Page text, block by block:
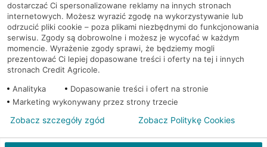
Regulamin serwisu
Mapa serwisu
PolitykaCookies
© 2026 Credit Agricole Bank Polska S.A. Wszelkie prawa zastrzeżone
dostarczać Ci spersonalizowane reklamy na innych stronach
internetowych. Możesz wyrazić zgodę na wykorzystywanie lub
odrzucić pliki cookie – poza plikami niezbędnymi do funkcjonowania
serwisu. Zgody są dobrowolne i możesz je wycofać w każdym
momencie. Wyrażenie zgody sprawi, że będziemy mogli
prezentować Ci lepiej dopasowane treści i oferty na tej i innych
stronach Credit Agricole.
Analityka
Dopasowanie treści i ofert na stronie
Marketing wykonywany przez strony trzecie
Zobacz szczegóły zgód Zobacz Politykę Cookies